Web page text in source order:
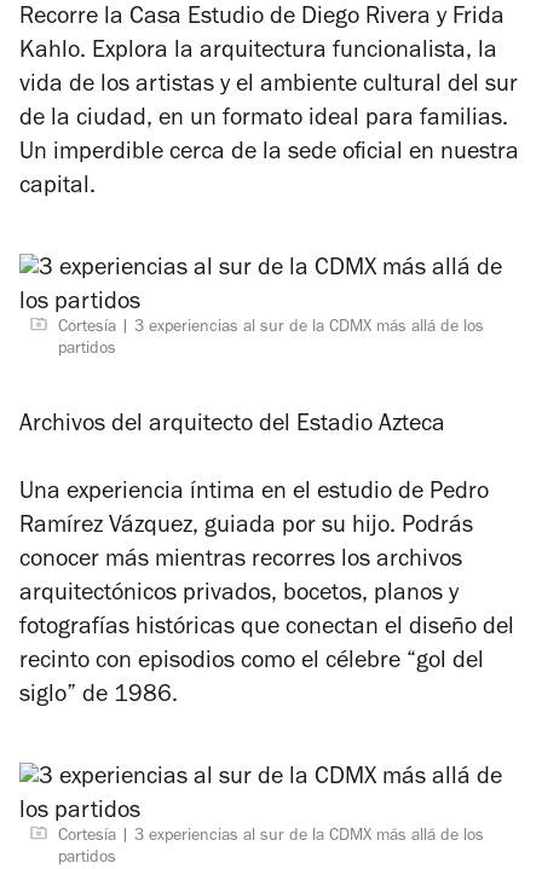
Recorre la Casa Estudio de Diego Rivera y Frida
Kahlo. Explora la arquitectura funcionalista, la
vida de los artistas y el ambiente cultural del sur
de la ciudad, en un formato ideal para familias.
Un imperdible cerca de la sede oficial en nuestra
capital.
Cortesía
3 experiencias al sur de la CDMX más allá de los
partidos
Archivos del arquitecto del Estadio Azteca
Una experiencia íntima en el estudio de Pedro
Ramírez Vázquez, guiada por su hijo. Podrás
conocer más mientras recorres los archivos
arquitectónicos privados, bocetos, planos y
fotografías históricas que conectan el diseño del
recinto con episodios como el célebre “gol del
siglo” de 1986.
Cortesía
3 experiencias al sur de la CDMX más allá de los
partidos